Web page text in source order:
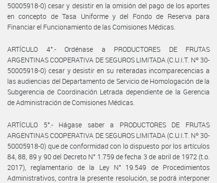
50005918-0) cesar y desistir en la omisión del pago de los aportes
en concepto de Tasa Uniforme y del Fondo de Reserva para
Financiar el Funcionamiento de las Comisiones Médicas.
ARTÍCULO 4°.- Ordénase a PRODUCTORES DE FRUTAS
ARGENTINAS COOPERATIVA DE SEGUROS LIMITADA (C.U.I.T. Nº 30-
50005918-0) cesar y desistir en su reiteradas incomparecencias a
las audiencias del Departamento de Servicio de Homologación de la
Subgerencia de Coordinación Letrada dependiente de la Gerencia
de Administración de Comisiones Médicas.
ARTÍCULO 5°.- Hágase saber a PRODUCTORES DE FRUTAS
ARGENTINAS COOPERATIVA DE SEGUROS LIMITADA (C.U.I.T. Nº 30-
50005918-0) que de conformidad con lo dispuesto por los artículos
84, 88, 89 y 90 del Decreto N° 1.759 de fecha 3 de abril de 1972 (t.o.
2017), reglamentario de la Ley N° 19.549 de Procedimientos
Administrativos, contra la presente resolución, se podrá interponer